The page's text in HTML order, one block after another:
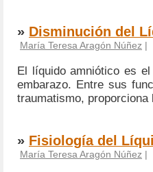
» Disminución del
María Teresa Aragón Núñez |
El líquido amniótico es
embarazo. Entre sus
traumatismo,
» Fisiología del
María Teresa Aragón Núñez |